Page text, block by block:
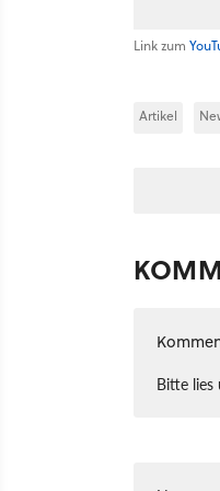
Link zum
Artikel
Bitte lies